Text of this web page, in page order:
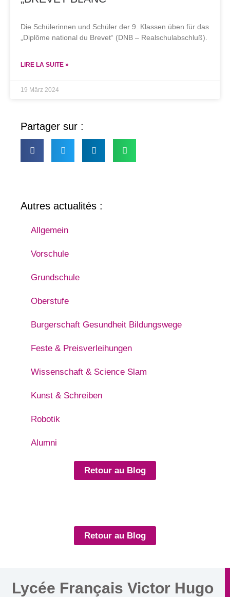
Die Schülerinnen und Schüler der 9. Klassen üben für das
„Diplôme national du Brevet“ (DNB – Realschulabschluß).
LIRE LA SUITE »
19 März 2024
Partager sur :
Autres actualités :
Allgemein
Vorschule
Grundschule
Oberstufe
Burgerschaft Gesundheit Bildungswege
Feste & Preisverleihungen
Wissenschaft & Science Slam
Kunst & Schreiben
Robotik
Alumni
Retour au Blog
Retour au Blog
Lycée Français Victor Hugo